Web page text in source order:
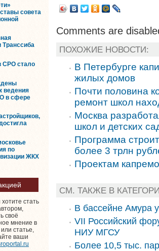
совета
Транссиба
СРО стало
ведения
в сфере
по
ЖКХ
стать
своё
мнение в
статье,
ваши
Comments are
ПОХОЖИЕ НОВОСТИ:
В Петербурге
жилых домов
Почти половина
ремонт школ
Москва
школ и детских
Программа
более 3 трлн
Проектам
СМ. ТАКЖЕ В
В бассейне Амура
VII Российский
НИУ МГСУ
Более 10,5 тыс.